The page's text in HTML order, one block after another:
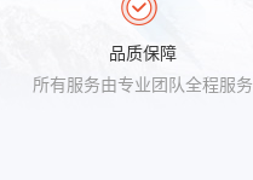
品质保障
所有服务由专业团队全程服务